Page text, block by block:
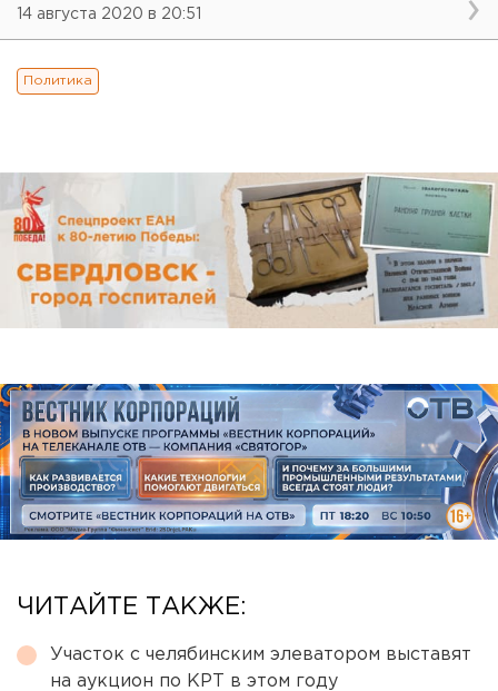
14 августа 2020 в 20:51
Политика
ЧИТАЙТЕ ТАКЖЕ:
Участок с челябинским элеватором выставят
на аукцион по КРТ в этом году